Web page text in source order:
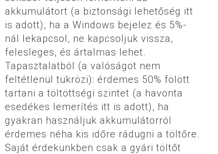
akkumulátort (a biztonsági lehetőség itt
is adott), ha a Windows bejelez és 5%-
nál lekapcsol, ne kapcsoljuk vissza,
felesleges, és ártalmas lehet.
Tapasztalatból (a valóságot nem
feltétlenül tükrözi): érdemes 50% fölött
tartani a töltöttségi szintet (a havonta
esedékes lemerítés itt is adott), ha
gyakran használjuk akkumulátorról
érdemes néha kis időre rádugni a töltőre.
Saját érdekünkben csak a gyári töltőt